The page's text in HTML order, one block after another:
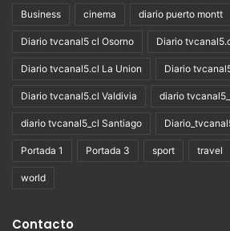
Business cinema diario puerto montt
Diario tvcanal5 cl Osorno Diario
Diario tvcanal5.cl La Union Diario
Diario tvcanal5.cl Valdivia diario
diario tvcanal5_cl Santiago
Portada 1 Portada 3 sport travel
world
Contacto